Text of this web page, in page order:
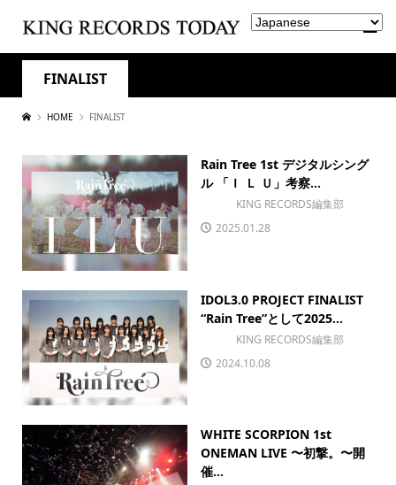
FINALIST
HOME FINALIST
Rain Tree 1st デジタルシング
ル 「Ｉ Ｌ Ｕ」考察...
KING RECORDS編集部
2025.01.28
IDOL3.0 PROJECT FINALIST
“Rain Tree”として2025...
KING RECORDS編集部
2024.10.08
WHITE SCORPION 1st
ONEMAN LIVE 〜初撃。〜開
催...